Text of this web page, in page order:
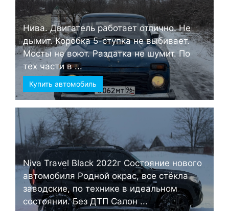
Нива. Двигатель работает отлично. Не
дымит. Коробка 5-ступка не выбивает.
Мосты не воют. Раздатка не шумит. По
тех части в ...
Купить автомобиль
Niva Travel Black 2022г Состояние нового
автомобиля Родной окрас, все стёкла
заводские, по технике в идеальном
состоянии. Без ДТП Салон ...